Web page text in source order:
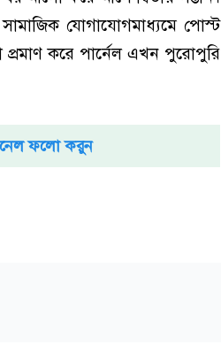
যোগাযোগমাধ্যমে পোস্ট
করে পার্নেল এখন পুরোপুরি
ফলো করুন